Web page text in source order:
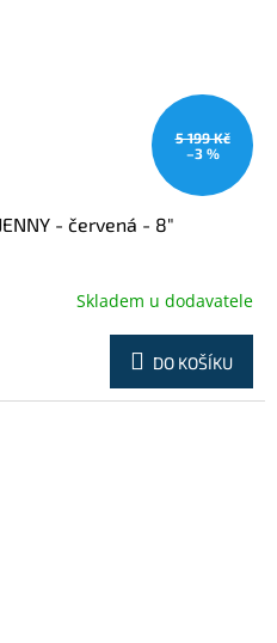
5 199 Kč
–3 %
- červená - 8"
Skladem u dodavatele
DO KOŠÍKU